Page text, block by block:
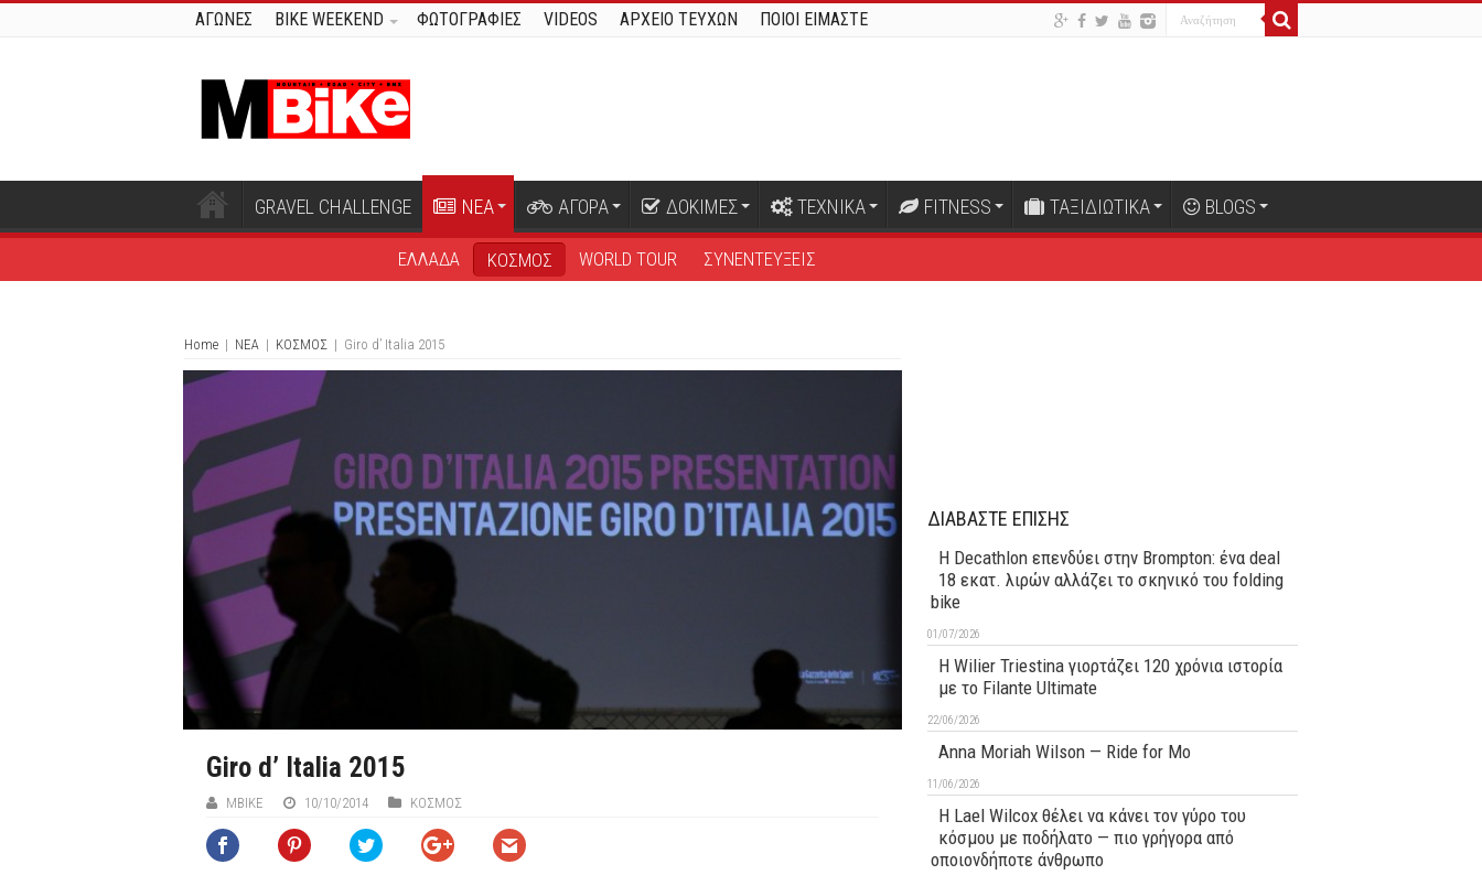
ΑΓΩΝΕΣ BIKE WEEKEND ΦΩΤΟΓΡΑΦΙΕΣ VIDEOS ΑΡΧΕΙΟ ΤΕΥΧΩΝ ΠΟΙΟΙ ΕΙΜΑΣΤΕ
GRAVEL CHALLENGE ΝΕΑ ΑΓΟΡΑ ΔΟΚΙΜΕΣ ΤΕΧΝΙΚΑ FITNESS ΤΑΞΙΔΙΩΤΙΚΑ BLOGS
ΕΛΛΑΔΑ ΚΟΣΜΟΣ WORLD TOUR ΣΥΝΕΝΤΕΥΞΕΙΣ
Home | ΝΕΑ | ΚΟΣΜΟΣ | Giro d’ Italia 2015
Giro d’ Italia 2015
ΜΒIKE 10/10/2014 ΚΟΣΜΟΣ
ΔΙΑΒΑΣΤΕ ΕΠΙΣΗΣ
Η Decathlon επενδύει στην Brompton: ένα deal
18 εκατ. λιρών αλλάζει το σκηνικό του folding
bike
01/07/2026
H Wilier Triestina γιορτάζει 120 χρόνια ιστορία
με το Filante Ultimate
22/06/2026
Anna Moriah Wilson — Ride for Mo
11/06/2026
Η Lael Wilcox θέλει να κάνει τον γύρο του
κόσμου με ποδήλατο — πιο γρήγορα από
οποιονδήποτε άνθρωπο